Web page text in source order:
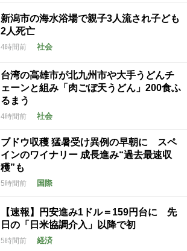
新潟市の海水浴場で親子3人流され子ども
2人死亡
4時間前 社会
台湾の高雄市が北九州市や大手うどんチ
ェーンと組み「肉ごぼ天うどん」200食ふ
るまう
4時間前 社会
ブドウ収穫 猛暑受け異例の早朝に スペ
インのワイナリー 成長進み“過去最速収
穫”も
5時間前 国際
【速報】円安進み1ドル＝159円台に 先
日の「日米協調介入」以降で初
5時間前 経済